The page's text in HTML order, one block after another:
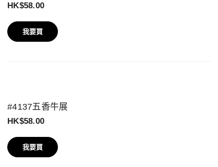
HK$58.00
我要買
#4137五香牛展
HK$58.00
我要買